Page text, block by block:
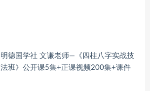
明德国学社 文谦老师—《四柱八字实战技
法班》公开课5集+正课视频200集+课件